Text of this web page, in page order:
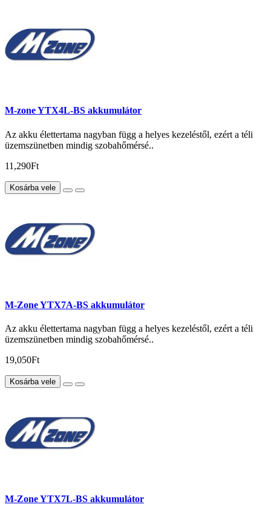
M-zone YTX4L-BS akkumulátor
Az akku élettertama nagyban függ a helyes kezeléstől, ezért a téli
üzemszünetben mindig szobahőmérsé..
11,290Ft
Kosárba vele
M-Zone YTX7A-BS akkumulátor
Az akku élettertama nagyban függ a helyes kezeléstől, ezért a téli
üzemszünetben mindig szobahőmérsé..
19,050Ft
Kosárba vele
M-Zone YTX7L-BS akkumulátor